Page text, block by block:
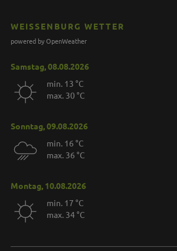
WEISSENBURG WETTER
powered by OpenWeather
Samstag, 08.08.2026
min. 13 °C
max. 30 °C
Sonntag, 09.08.2026
min. 16 °C
max. 36 °C
Montag, 10.08.2026
min. 17 °C
max. 34 °C